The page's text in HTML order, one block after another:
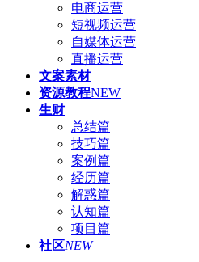
电商运营
短视频运营
自媒体运营
直播运营
文案素材
资源教程NEW
生财
总结篇
技巧篇
案例篇
经历篇
解惑篇
认知篇
项目篇
社区NEW